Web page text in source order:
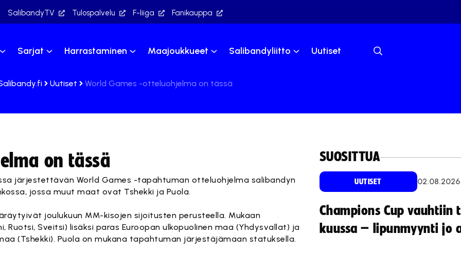
SalibandyTV Tulospalvelu F-liiga Fanikauppa
Sarjat Harrastaminen Maajoukkueet Salibandyliitto Uutiset
Uutiset World Games -otteluohjelma on tässä
on tässä
järjestettävän World Games -tapahtuman otteluohjelma salibandyn
jossa muut maat ovat Tshekki ja Puola.
joulukuun MM-kisojen sijoitusten perusteella. Mukaan
Ruotsi, Sveitsi) lisäksi paras Euroopan ulkopuolinen maa (Yhdysvallat) ja
(Tshekki). Puola on mukana tapahtuman järjestäjämaan statuksella.
SUOSITTUA
UUTISET 02.08.2026
Champions Cup vauhtiin
kuussa – lipunmyynti jo